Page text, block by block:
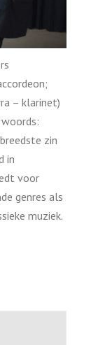
– klarinet)
zin
in
voor
genres als
muziek.